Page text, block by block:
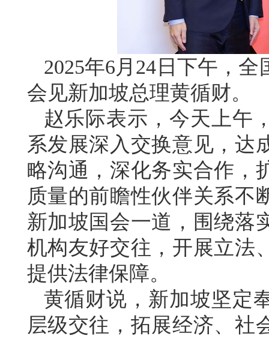
2025年6月24日下午，
会见新加坡总理黄循财。
赵乐际表示，今天上午
系发展深入交换意见，达
略沟通，深化务实合作，
质量的前瞻性伙伴关系不
新加坡国会一道，围绕落
机构友好交往，开展立法
提供法律保障。
黄循财说，新加坡坚定
层级交往，拓展经济、社